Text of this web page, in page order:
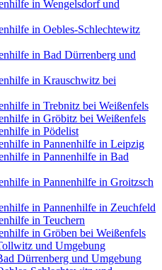
in Wengelsdorf und
in Oebles-Schlechtewitz
in Bad Dürrenberg und
in Krauschwitz bei
in Trebnitz bei Weißenfels
in Gröbitz bei Weißenfels
in Pödelist
in Pannenhilfe in Leipzig
in Pannenhilfe in Bad
in Pannenhilfe in Groitzsch
in Pannenhilfe in Zeuchfeld
in Teuchern
in Gröben bei Weißenfels
und Umgebung
Dürrenberg und Umgebung